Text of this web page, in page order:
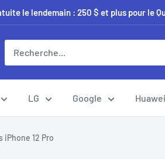
le lendemain : 250 $ et plus pour le
LG Google Huawei
iPhone 12 Pro